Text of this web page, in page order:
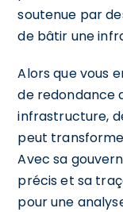
soutenue par
de bâtir une
Alors que vous
de redondance
infrastructure,
peut
Avec sa
précis et sa
pour une